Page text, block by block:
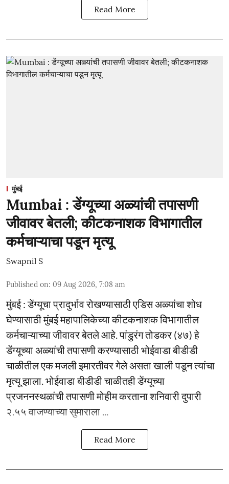
Read More
मुंबई
Mumbai : डेंग्यूच्या अळ्यांची तपासणी
जीवावर बेतली; कीटकनाशक विभागातील
कर्मचाऱ्याचा पडून मृत्यू
Swapnil S
Published on: 09 Aug 2026, 7:08 am
मुंबई : डेंग्यूचा प्रादुर्भाव रोखण्यासाठी एडिस अळ्यांचा शोध
घेण्यासाठी मुंबई महापालिकेच्या कीटकनाशक विभागातील
कर्मचाऱ्याच्या जीवावर बेतले आहे. पांडुरंग तोडकर (४७) हे
डेंग्यूच्या अळ्यांची तपासणी करण्यासाठी भोईवाडा बीडीडी
चाळीतील एक मजली इमारतीवर गेले असता खाली पडून त्यांचा
मृत्यू झाला. भोईवाडा बीडीडी चाळीतही डेंग्यूच्या
प्रजननस्थळांची तपासणी मोहीम करताना शनिवारी दुपारी
२.५५ वाजण्याच्या सुमाराला ...
Read More